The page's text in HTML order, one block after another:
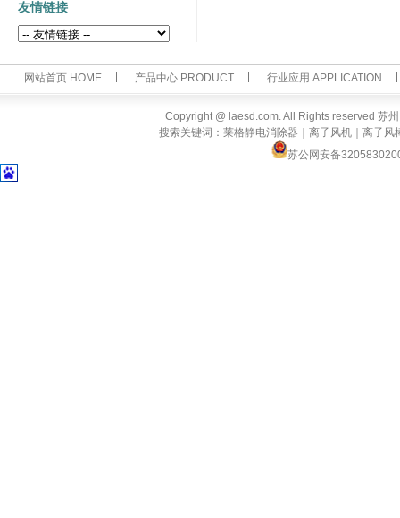
友情链接
网站首页 HOME 产品中心 PRODUCT 行业应用 APPLICATION
Copyright @ laesd.com. All Rights reserved 苏
搜索关键词：莱格静电消除器｜离子风机｜离子
苏公网安备